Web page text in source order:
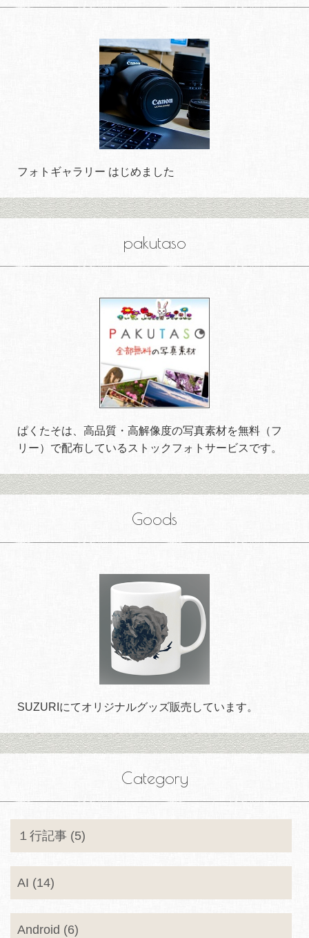
フォトギャラリー はじめました
pakutaso
ぱくたそは、高品質・高解像度の写真素材を無料（フ
リー）で配布しているストックフォトサービスです。
Goods
SUZURIにてオリジナルグッズ販売しています。
Category
１行記事 (5)
AI (14)
Android (6)